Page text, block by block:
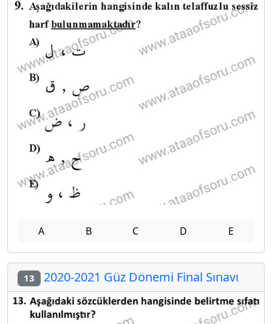
A B C D E
13 2020-2021 Güz Dönemi Final Sınavı